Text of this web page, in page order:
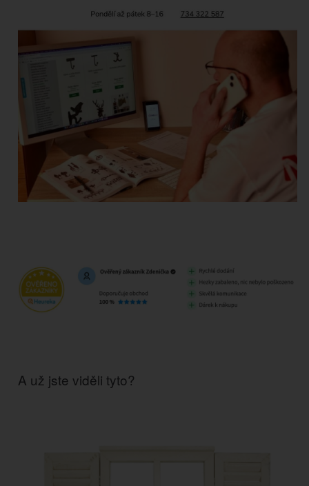
A už jste viděli tyto?